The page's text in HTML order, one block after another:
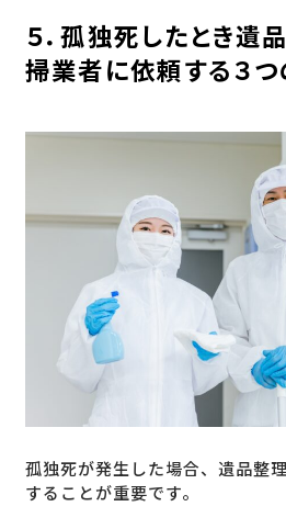
５．孤独死したとき遺
掃業者に依頼する３
孤独死が発生した場合、遺品整
することが重要です。